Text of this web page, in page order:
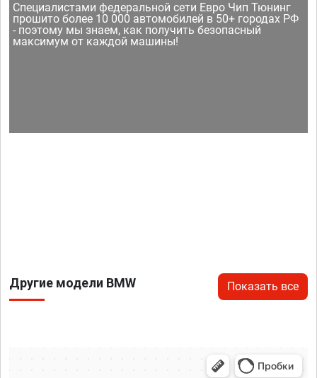
Специалистами федеральной сети Евро Чип Тюнинг
прошито более 10 000 автомобилей в 50+ городах РФ
- поэтому мы знаем, как получить безопасный
максимум от каждой машины!
Другие модели BMW Показать все